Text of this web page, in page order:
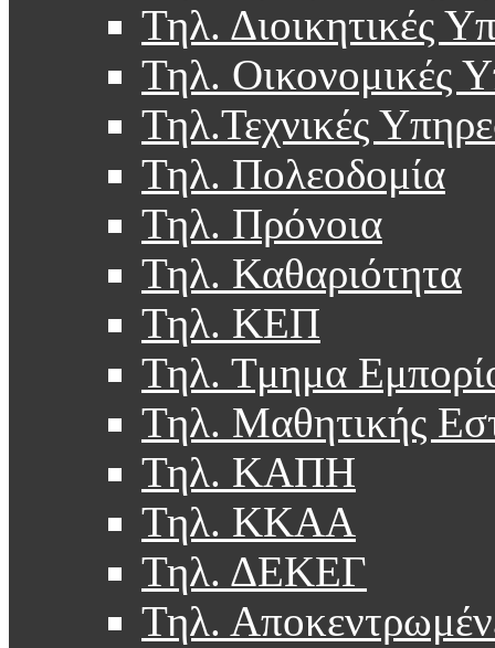
Τηλ. Διοικητικές
Τηλ. Οικονομικές
Τηλ.Τεχνικές
Τηλ. Πολεοδομία
Τηλ. Πρόνοια
Τηλ. Καθαριότητα
Τηλ. ΚΕΠ
Τηλ. Τμημα
Τηλ. Μαθητικής
Τηλ. ΚΑΠΗ
Τηλ. ΚΚΑΑ
Τηλ. ΔΕΚΕΓ
Τηλ.